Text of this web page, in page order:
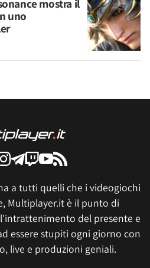
mostra il
uno
a tutti quelli che i videogiochi
Multiplayer.it è il punto di
del presente e
essere stupiti ogni giorno con
live e produzioni geniali.